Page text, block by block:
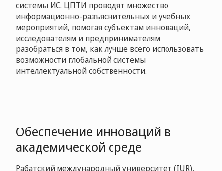
системы ИС. ЦПТИ проводят множество
информационно-разъяснительных и учебных
мероприятий, помогая субъектам инноваций,
исследователям и предпринимателям
разобраться в том, как лучше всего использовать
возможности глобальной системы
интеллектуальной собственности.
Обеспечение инноваций в
академической среде
Рабатский международный университет (IUR),